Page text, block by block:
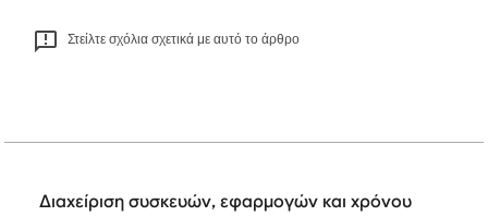
Στείλτε σχόλια σχετικά με αυτό το άρθρο
Διαχείριση συσκευών, εφαρμογών και χρόνου